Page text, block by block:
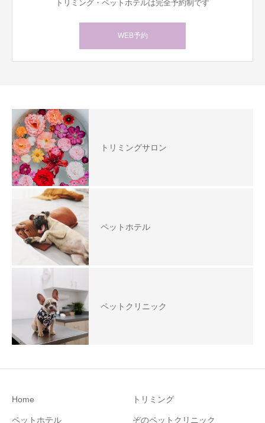
トリミング・ペットホテルは完全予約制です
WEB予約
トリミングサロン
ペットホテル
ペットクリニック
Home トリミング
ペットホテル ぞのペットクリニック